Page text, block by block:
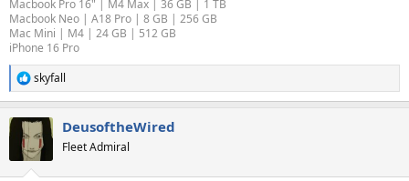
Macbook Pro 16" | M4 Max | 36 GB | 1 TB
Macbook Neo | A18 Pro | 8 GB | 256 GB
Mac Mini | M4 | 24 GB | 512 GB
iPhone 16 Pro
R
e
skyfall
DeusoftheWired
Fleet Admiral